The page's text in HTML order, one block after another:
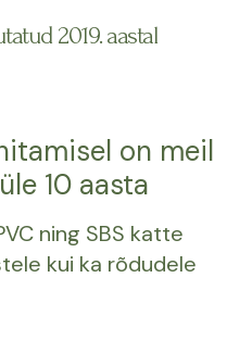
2019. aastal
on meil
10 aasta
ning SBS katte
kui ka rõdudele